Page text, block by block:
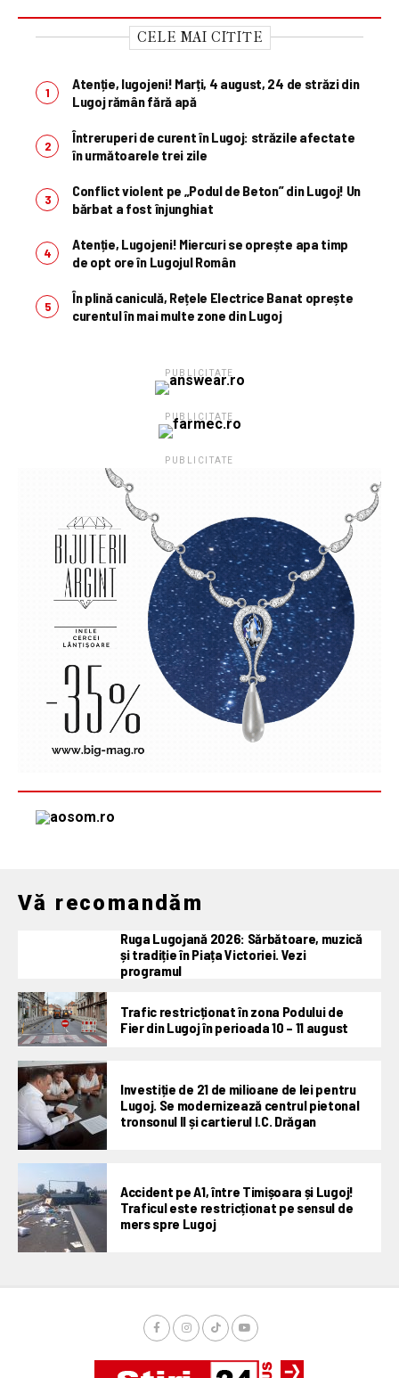
CELE MAI CITITE
Atenție, lugojeni! Marți, 4 august, 24 de străzi din
Lugoj rămân fără apă
Întreruperi de curent în Lugoj: străzile afectate
în următoarele trei zile
Conflict violent pe „Podul de Beton” din Lugoj! Un
bărbat a fost înjunghiat
Atenție, Lugojeni! Miercuri se oprește apa timp
de opt ore în Lugojul Român
În plină caniculă, Rețele Electrice Banat oprește
curentul în mai multe zone din Lugoj
PUBLICITATE
PUBLICITATE
PUBLICITATE
Vă recomandăm
Ruga Lugojană 2026: Sărbătoare, muzică
și tradiție în Piața Victoriei. Vezi
programul
Trafic restricționat în zona Podului de
Fier din Lugoj în perioada 10 – 11 august
Investiție de 21 de milioane de lei pentru
Lugoj. Se modernizează centrul pietonal
tronsonul II și cartierul I.C. Drăgan
Accident pe A1, între Timișoara și Lugoj!
Traficul este restricționat pe sensul de
mers spre Lugoj